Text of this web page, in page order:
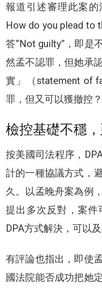
報道引述審理此案的
How do you plead to
答”Not guilty”，即是
然孟不認罪，但她承
實」（statement of
罪，但又可以獲撤控？
檢控基礎不穩
按美國司法程序，
計的一種協議方式，
久。以孟晚舟案為例
提出多次反對，案件
DPA方式解決，可以
有評論也指出，即使
國法院能否成功把她